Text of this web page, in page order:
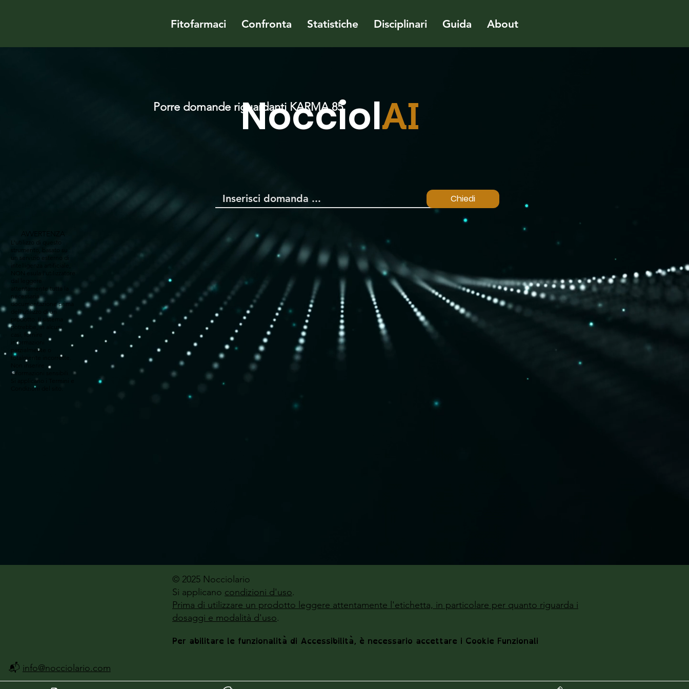
Fitofarmaci Confronta Statistiche Disciplinari Guida About
Chiedi
NocciolAI
Porre domande riguardanti KARMA 85
AVVERTENZA
strumento, basato su
un servizio esterno di
intelligenza artificiale,
attentamente tutta la
necessaria
documentazione prima
dell'utilizzo di un
prodotto. Il sistema
potrebbe, in alcuni
casi, fornire
informazioni
parzialmente o
totalmente incorrette.
informazioni sensibili.
Si applicano i Termini e
Condizioni del sito.
© 2025 Nocciolario
Si applicano condizioni d'uso.
Prima di utilizzare un prodotto leggere attentamente l'etichetta, in particolare per quanto riguarda i
dosaggi e modalità d'uso.
Per abilitare le funzionalità di Accessibilità, è necessario accettare i Cookie Funzionali
📬 info@nocciolario.com